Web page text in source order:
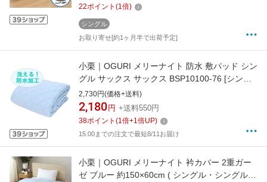
22ポイント (1倍)
シングル
お取り寄せ[約1ヶ月半で出荷予定]
小栗｜OGURI メリーナイト 防水 敷パッド シン
グル サックス サックス BSP10100-76 [シング
ルサイズ /敷パッド]
2,730円(価格+送料)
2,180 円 +送料550円
38ポイント (1倍+1倍UP)
15:00までの注文で最短8/11お届け
小栗｜OGURI メリーナイト 衿カバー 2重ガー
ゼ ブルー 約150×60cm ( シングル・シングルロ